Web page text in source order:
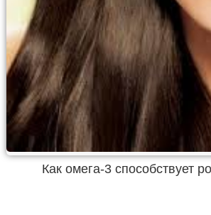
Как омега-3 способствует